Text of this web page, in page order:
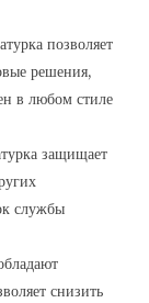
позволяет
решения,
в любом стиле
защищает
службы
снизить